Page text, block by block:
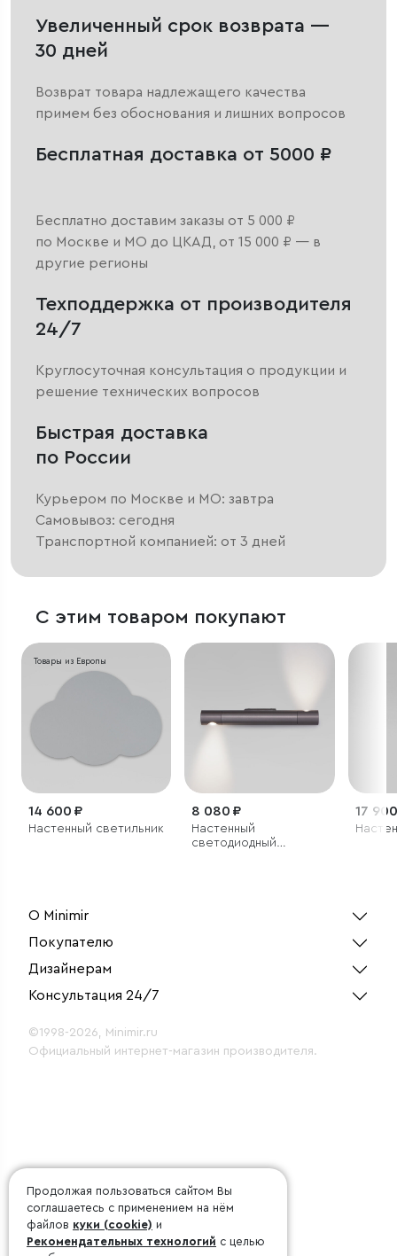
Увеличенный срок возврата —
30 дней
Возврат товара надлежащего качества
примем без обоснования и лишних вопросов
Бесплатная доставка от 5000 ₽
Бесплатно доставим заказы от 5 000 ₽
по Москве и МО до ЦКАД, от 15 000 ₽ — в
другие регионы
Техподдержка от производителя
24/7
Круглосуточная консультация о продукции и
решение технических вопросов
Быстрая доставка
по России
Курьером по Москве и МО: завтра
Самовывоз: сегодня
Транспортной компанией: от 3 дней
С этим товаром покупают
Товары из Европы
14 600 ₽
Настенный светильник
8 080 ₽
Настенный
светодиодный
17
О Minimir
Покупателю
Дизайнерам
Консультация 24/7
©1998-2026, Minimir.ru
Официальный интернет-магазин производителя.
Продолжая пользоваться сайтом Вы
соглашаетесь с применением на нём
файлов куки (cookie) и
Рекомендательных технологий с целью